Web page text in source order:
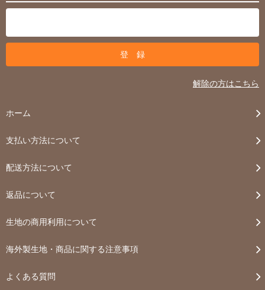
解除の方はこちら
ホーム
支払い方法について
配送方法について
返品について
生地の商用利用について
海外製生地・商品に関する注意事項
よくある質問